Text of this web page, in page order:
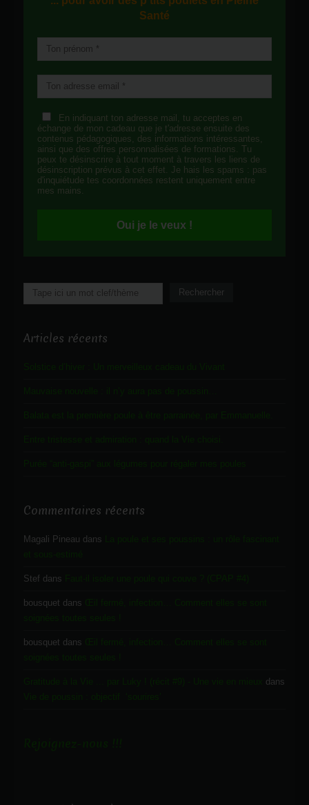
Santé
En indiquant ton adresse mail, tu acceptes en
échange de mon cadeau que je t'adresse ensuite des
contenus pédagogiques, des informations intéressantes,
ainsi que des offres personnalisées de formations. Tu
peux te désinscrire à tout moment à travers les liens de
désinscription prévus à cet effet. Je hais les spams : pas
d'inquiétude tes coordonnées restent uniquement entre
mes mains.
Oui je le veux !
Rechercher Rechercher
Articles récents
Commentaires récents
Magali Pineau dans
Stef dans
bousquet dans
bousquet dans
dans